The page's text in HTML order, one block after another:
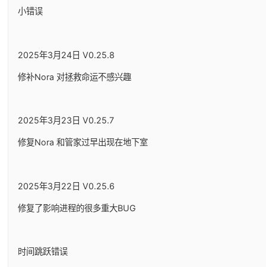
小错误
2025年3月24日 V0.25.8
修补Nora 对拯救命运不感兴趣
2025年3月23日 V0.25.7
修复Nora 和管家过早出现在地下室
2025年3月22日 V0.25.6
修复了影响进程的很多重大BUG
时间跳跃错误